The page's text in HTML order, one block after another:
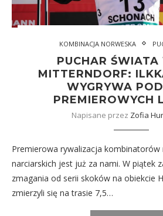
KOMBINACJA NORWESKA
PUCHAR
MITTERNDORF:
WYGRYWA
PREMIEROWYCH
Napisane przez Zofia
Premierowa rywalizacja
narciarskich jest już za nami. W piątek
zmagania od serii skoków na obiekcie
zmierzyli się na trasie 7,5…